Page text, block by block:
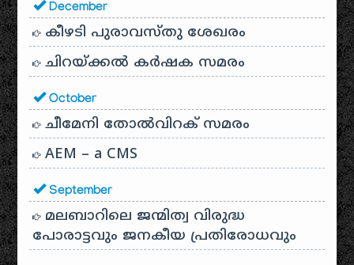
December
കീഴടി പുരാവസ്തു ശേഖരം
ചിറയ്ക്കൽ കർഷക സമരം
October
ചീമേനി തോൽവിറക് സമരം
AEM – a CMS
September
മലബാറിലെ ജന്മിത്വ വിരുദ്ധ
പോരാട്ടവും ജനകീയ പ്രതിരോധവും